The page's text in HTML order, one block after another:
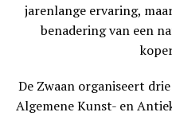
jarenlange ervaring,
benadering van een
De Zwaan organiseert
Algemene Kunst- en